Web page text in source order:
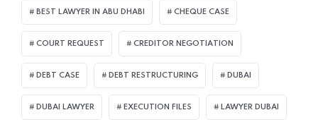
BEST LAWYER IN ABU DHABI CHEQUE CASE
COURT REQUEST CREDITOR NEGOTIATION
DEBT CASE DEBT RESTRUCTURING DUBAI
DUBAI LAWYER EXECUTION FILES LAWYER DUBAI